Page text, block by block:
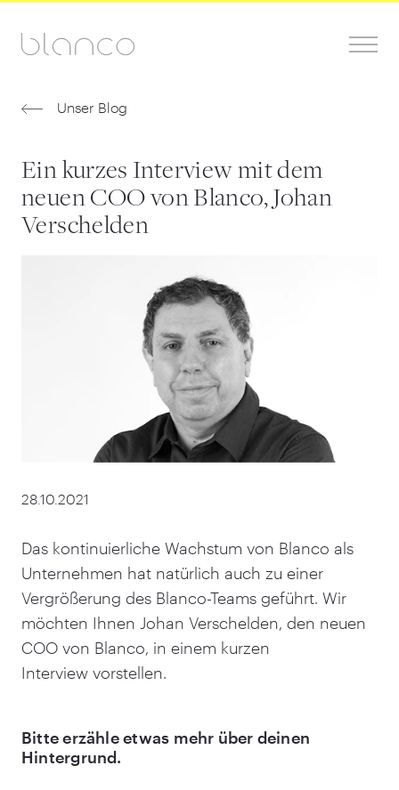
Unser Blog
Ein kurzes Interview mit dem
neuen COO von Blanco, Johan
Verschelden
28.10.2021
Das kontinuierliche Wachstum von Blanco als
Unternehmen hat natürlich auch zu einer
Vergrößerung des Blanco-Teams geführt. Wir
möchten Ihnen Johan Verschelden, den neuen
COO von Blanco, in einem kurzen
Interview vorstellen.
Bitte erzähle etwas mehr über deinen
Hintergrund.